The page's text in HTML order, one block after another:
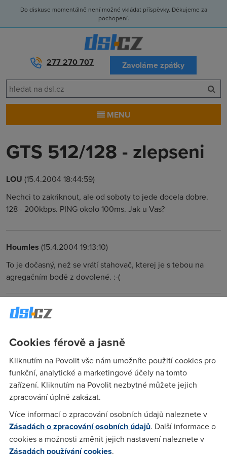
Do diskuse momentálně není možné vkládat příspěvky. Děkujeme za
pochopení.
277 270 707 Zavoláme zpátky
MENU
GTS 512/128 - zlepseni
LOU (15.4.2004 18:44:59)
Nechci to zakriknout, ale od soboty to jede docela dobre.
128 - 200kbps. PING okolo 100ms. Jak u Vas?
Houmles (15.4.2004 19:13:10)
To je dočasný, než se vrátí stahovač, kterej je s tebou na
agregačním bodě z dovolené. :-(
fr(15.4.2004 20:08:54)
mě GTS šlo aspoň takhle. Nový Windous update - 5 souborů,
celkem asi 3MB jsem od včerejška stahoval asi na 4x. Na wifi
128 se mi dneska to samý povedlo během 4 minut i s
restartem... Ale přestože už bylo hůř - NENI TO DOBRÝ
Jolinar (15.4.2004 20:35:21)
GTS 1024/256 jede na 50-80kbps, šíleně pomalý a ztrátový.
Cookies férově a jasně
Kliknutím na Povolit vše nám umožníte použití cookies pro
funkční, analytické a marketingové účely na tomto
zařízení. Kliknutím na Povolit nezbytné můžete jejich
zpracování úplně zakázat.
Více informací o zpracování osobních údajů naleznete v
Zásadách o zpracování osobních údajů. Další informace o
cookies a možnosti změnit jejich nastavení naleznete v
Zásadách používání cookies.